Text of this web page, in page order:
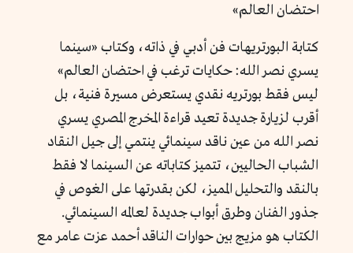
احتضان العالم»
كتابة البورتريهات فن أدبي في ذاته، وكتاب «سينما
يسري نصر الله: حكايات ترغب في احتضان العالم»
ليس فقط بورتريه نقدي يستعرض مسيرة فنية، بل
أقرب لزيارة جديدة تعيد قراءة المخرج المصري يسري
نصر الله من عين ناقد سينمائي ينتمي إلى جيل النقاد
الشباب الحاليين، تتميز كتاباته عن السينما لا فقط
بالنقد والتحليل المميز، لكن بقدرتها على الغوص في
جذور الفنان وطرق أبواب جديدة لعالمه السينمائي.
الكتاب هو مزيج بين حوارات الناقد أحمد عزت عامر مع